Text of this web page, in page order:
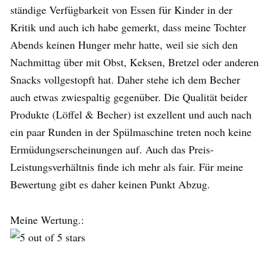
ständige Verfügbarkeit von Essen für Kinder in der
Kritik und auch ich habe gemerkt, dass meine Tochter
Abends keinen Hunger mehr hatte, weil sie sich den
Nachmittag über mit Obst, Keksen, Bretzel oder anderen
Snacks vollgestopft hat. Daher stehe ich dem Becher
auch etwas zwiespaltig gegenüber. Die Qualität beider
Produkte (Löffel & Becher) ist exzellent und auch nach
ein paar Runden in der Spülmaschine treten noch keine
Ermüdungserscheinungen auf. Auch das Preis-
Leistungsverhältnis finde ich mehr als fair. Für meine
Bewertung gibt es daher keinen Punkt Abzug.
Meine Wertung.: